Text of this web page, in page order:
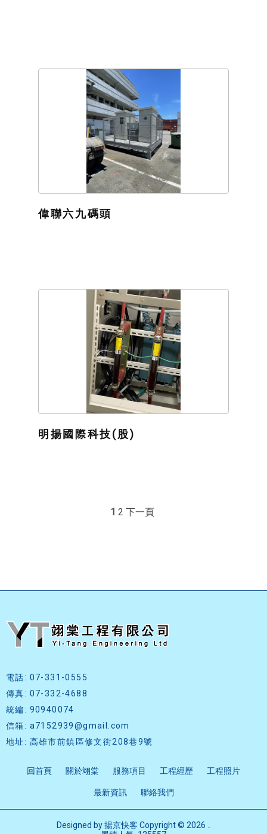
偉聯六九碼頭
明揚國際科技(股)
1 2 下一頁
電話: 07-331-0555
傳真: 07-332-4688
統編: 90940074
信箱: a7152939@gmail.com
地址: 高雄市前鎮區修文街208巷9號
回首頁 關於翊棠 服務項目 工程經歷 工程照片
最新資訊 聯絡我們
Designed by揚京快客 Copyright © 2026